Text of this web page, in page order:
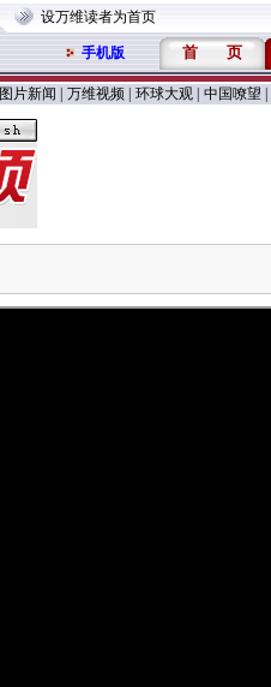
设万维读者为首页
手机版 首 页
图片新闻 万维视频 环球大观 中国嘹望